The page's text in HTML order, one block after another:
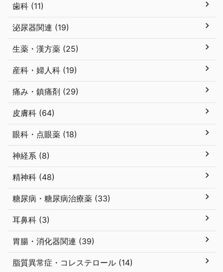
歯科 (11)
泌尿器関連 (19)
生薬・漢方薬 (25)
産科・婦人科 (19)
痛み・鎮痛剤 (29)
皮膚科 (64)
眼科・点眼薬 (18)
神経系 (8)
精神科 (48)
糖尿病・糖尿病治療薬 (33)
耳鼻科 (3)
胃腸・消化器関連 (39)
脂質異常症・コレステロール (14)